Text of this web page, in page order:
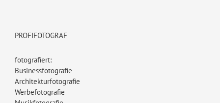
PROFIFOTOGRAF
fotografiert:
Businessfotografie
Architekturfotografie
Werbefotografie